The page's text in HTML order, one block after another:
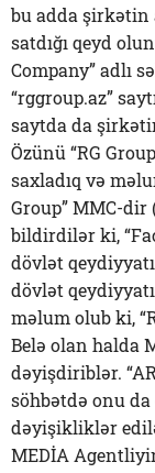
bu adda şirkətin
satdığı qeyd
Company” adlı
“rggroup.az”
saytda da
Özünü “RG
saxladıq və
Group” MMC-dir
bildirdilər ki,
dövlət
dövlət
məlum olub ki,
Belə olan halda
dəyişdiriblər.
söhbətdə onu
dəyişikliklər
MEDİA